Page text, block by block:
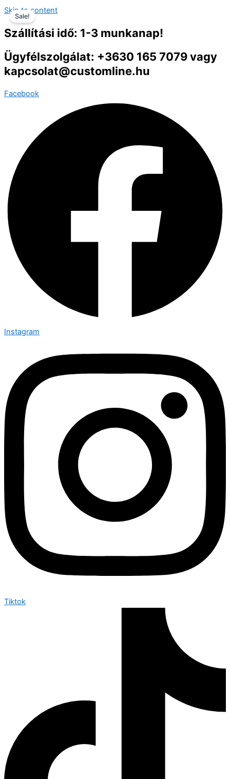
Skip to content
Szállítási idő: 1-3 munkanap!
Ügyfélszolgálat: +3630 165 7079 vagy
kapcsolat@customline.hu
Facebook
Instagram
Tiktok
Sale!